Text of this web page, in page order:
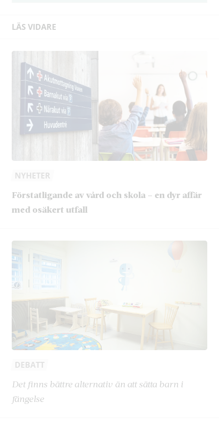
LÄS VIDARE
NYHETER
Förstatligande av vård och skola – en dyr affär
med osäkert utfall
DEBATT
Det finns bättre alternativ än att sätta barn i
fängelse